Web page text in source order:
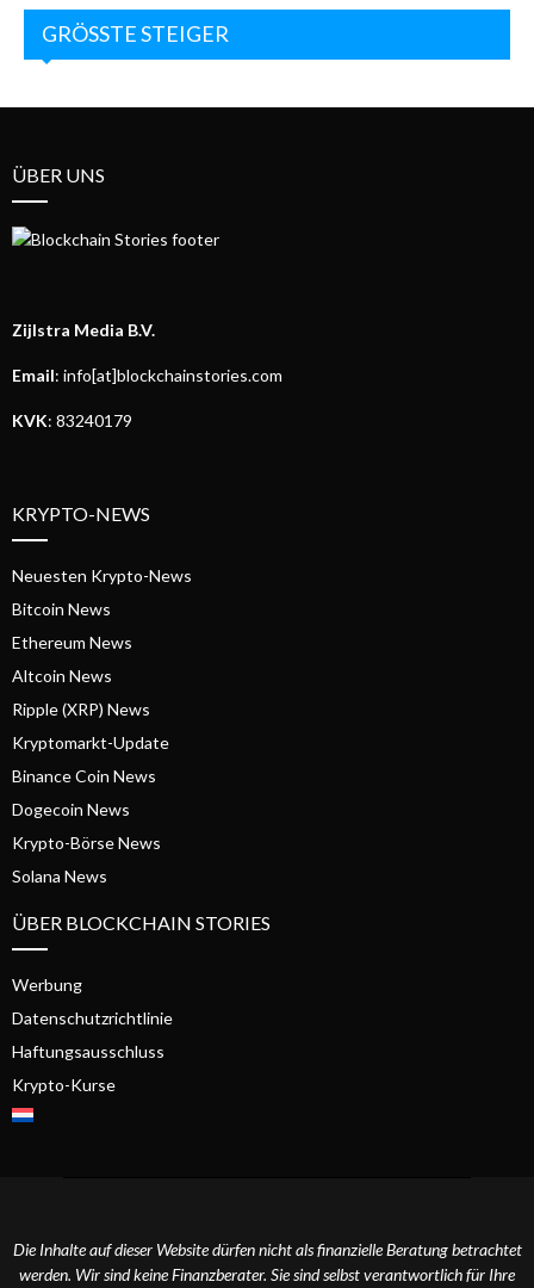
GRÖSSTE STEIGER
ÜBER UNS
Zijlstra Media B.V.
Email: info[at]blockchainstories.com
KVK: 83240179
KRYPTO-NEWS
Neuesten Krypto-News
Bitcoin News
Ethereum News
Altcoin News
Ripple (XRP) News
Kryptomarkt-Update
Binance Coin News
Dogecoin News
Krypto-Börse News
Solana News
ÜBER BLOCKCHAIN STORIES
Werbung
Datenschutzrichtlinie
Haftungsausschluss
Krypto-Kurse
Die Inhalte auf dieser Website dürfen nicht als finanzielle Beratung betrachtet
werden. Wir sind keine Finanzberater. Sie sind selbst verantwortlich für Ihre